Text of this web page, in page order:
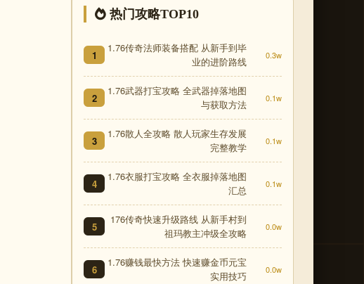
热门攻略TOP10
1
1.76传奇法师装备搭配 从新手到毕
业的进阶路线
0.3w
2
1.76武器打宝攻略 全武器掉落地图
与获取方法
0.1w
3
1.76散人全攻略 散人玩家生存发展
完整教学
0.1w
4
1.76衣服打宝攻略 全衣服掉落地图
汇总
0.1w
5
176传奇快速升级路线 从新手村到
祖玛教主冲级全攻略
0.0w
6
1.76赚钱最快方法 快速赚金币元宝
实用技巧
0.0w